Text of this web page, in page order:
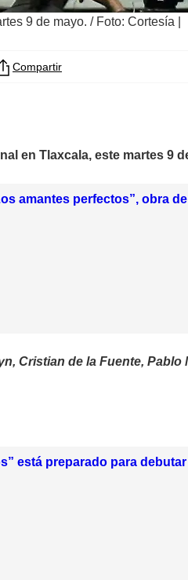
9 de mayo. / Foto: Cortesía |
Compartir
en Tlaxcala, este martes 9
amantes perfectos”, obra
Cristian de la Fuente,
está preparado para